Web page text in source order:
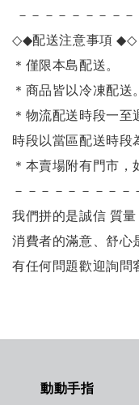
－－－－－－－－
◇◆配送注意事項◆◇
＊僅限本島配送。
＊商品皆以冷凍配送。
＊物流配送時段一
時段以當區配送時段
＊本賣場附有門市，
－－－－－－－－－
我們拼的是誠信 質量
消費者的滿意、舒心
有任何問題歡迎詢問
動動手指